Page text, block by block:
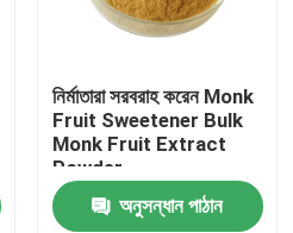
নির্মাতারা সরবরাহ করেন Monk
Fruit Sweetener Bulk
Monk Fruit Extract
Powder
অনুসন্ধান পাঠান